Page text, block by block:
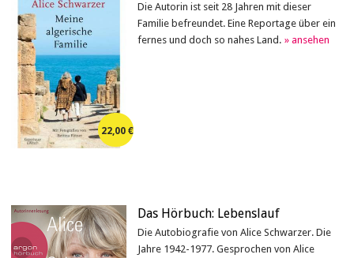
Die Autorin ist seit 28 Jahren mit dieser
Familie befreundet. Eine Reportage über ein
fernes und doch so nahes Land.
22,00
Das Hörbuch: Lebenslauf
Die Autobiografie von Alice Schwarzer. Die
Jahre 1942-1977. Gesprochen von Alice